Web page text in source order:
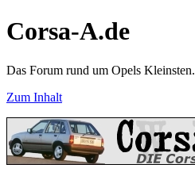
Corsa-A.de
Das Forum rund um Opels Kleinsten.
Zum Inhalt